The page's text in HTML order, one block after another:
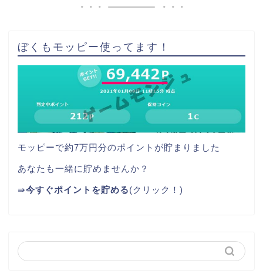
ぼくもモッピー使ってます！
モッピーで約7万円分のポイントが貯まりました
あなたも一緒に貯めませんか？
⇛今すぐポイントを貯める(クリック！)